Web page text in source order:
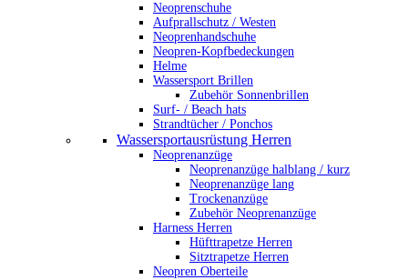
Neoprenschuhe
Aufprallschutz / Westen
Neoprenhandschuhe
Neopren-Kopfbedeckungen
Helme
Wassersport Brillen
Zubehör Sonnenbrillen
Surf- / Beach hats
Strandtücher / Ponchos
Wassersportausrüstung Herren
Neoprenanzüge
Neoprenanzüge halblang / kurz
Neoprenanzüge lang
Trockenanzüge
Zubehör Neoprenanzüge
Harness Herren
Hüfttrapetze Herren
Sitztrapetze Herren
Neopren Oberteile